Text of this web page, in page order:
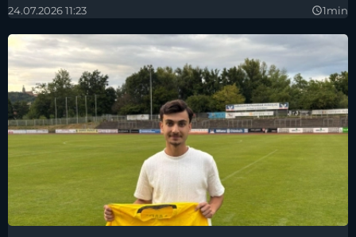
24.07.2026 11:23 query_builder1min